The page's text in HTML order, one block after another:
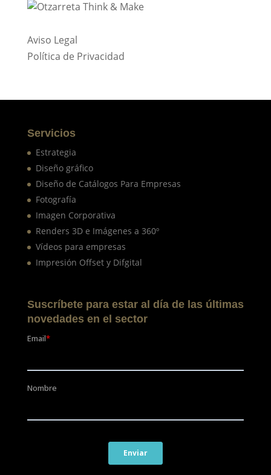
Aviso Legal
Política de Privacidad
Servicios
Estrategia
Diseño gráfico
Diseño de Catálogos Para Empresas
Fotografía
Imagen Corporativa
Renders 3D e Imágenes a 360º
Vídeos para empresas
Impresión Offset y Difgital
Suscríbete para estar al día de las últimas
novedades en el sector